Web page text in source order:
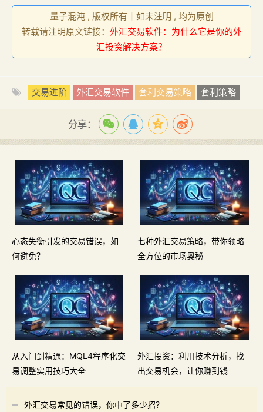
量子混沌 , 版权所有丨如未注明 , 均为原创
转载请注明原文链接： 外汇交易软件：为什么它是你的外
汇投资解决方案？
交易进阶 外汇交易软件 套利交易策略 套利策略
分享：
心态失衡引发的交易错误，如
何避免？
七种外汇交易策略，带你领略
全方位的市场奥秘
从入门到精通：MQL4程序化交
易调整实用技巧大全
外汇投资：利用技术分析，找
出交易机会，让你赚到钱
外汇交易常见的错误，你中了多少招？